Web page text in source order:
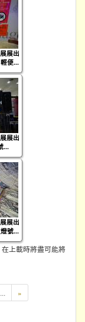
展出
便...
展出
...
展出
號...
上載時將盡可能將
... »